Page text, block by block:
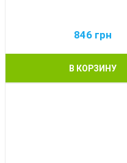
846 грн
В КОРЗИНУ